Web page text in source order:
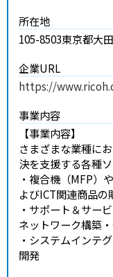
所在地
105-8503東京都大
企業URL
https://
事業内容
【事業内容】
さまざまな業種に
決を支援する各種
・複合機（MFP）
よびICT関連商品
・サポート＆サー
ネットワーク構築
・システムインテ
開発